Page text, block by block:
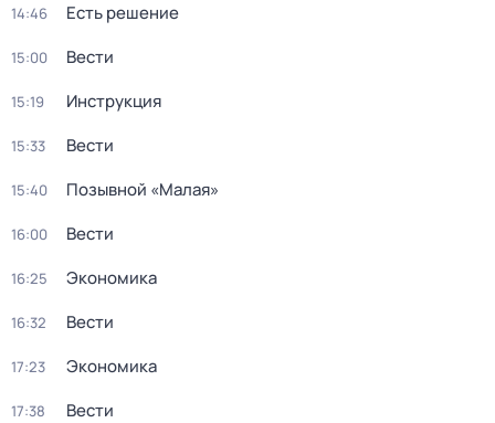
14:46 Есть решение
15:00 Вести
15:19 Инструкция
15:33 Вести
15:40 Позывной «Малая»
16:00 Вести
16:25 Экономика
16:32 Вести
17:23 Экономика
17:38 Вести